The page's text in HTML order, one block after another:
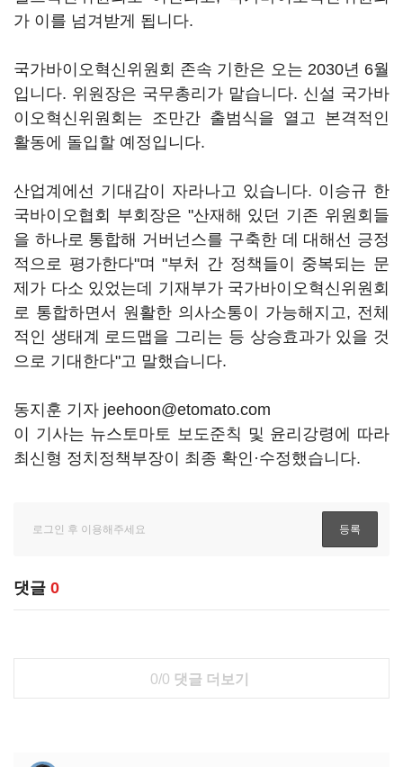
가 이를 넘겨받게 됩니다.
국가바이오혁신위원회 존속 기한은 오는 2030년 6월
입니다. 위원장은 국무총리가 맡습니다. 신설 국가바
이오혁신위원회는 조만간 출범식을 열고 본격적인
활동에 돌입할 예정입니다.
산업계에선 기대감이 자라나고 있습니다. 이승규 한
국바이오협회 부회장은 "산재해 있던 기존 위원회들
을 하나로 통합해 거버넌스를 구축한 데 대해선 긍정
적으로 평가한다"며 "부처 간 정책들이 중복되는 문
제가 다소 있었는데 기재부가 국가바이오혁신위원회
로 통합하면서 원활한 의사소통이 가능해지고, 전체
적인 생태계 로드맵을 그리는 등 상승효과가 있을 것
으로 기대한다"고 말했습니다.
동지훈 기자 jeehoon@etomato.com
이 기사는 뉴스토마토 보도준칙 및 윤리강령에 따라
최신형 정치정책부장이 최종 확인·수정했습니다.
댓글 0
0/0 댓글 더보기